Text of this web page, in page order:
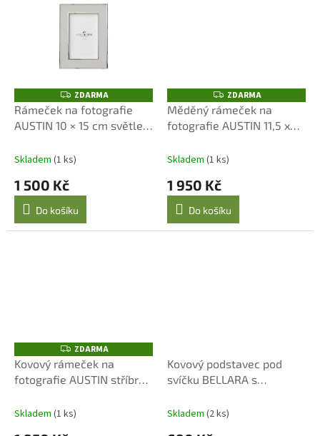
Z
D
A
R
ZDARMA
Rámeček na fotografie
AUSTIN 10 × 15 cm světle
Skladem (1 ks)
1 500 Kč
Do košíku
Z
D
A
R
ZDARMA
Měděný rámeček na
fotografie AUSTIN 11,5 x
Skladem (1 ks)
1 950 Kč
Do košíku
Z
D
A
R
ZDARMA
Kovový rámeček na
fotografie AUSTIN stříbrný
Skladem (1 ks)
Kovový podstavec pod
svíčku BELLARA s
Lene Bjerre
Skladem (2 ks)